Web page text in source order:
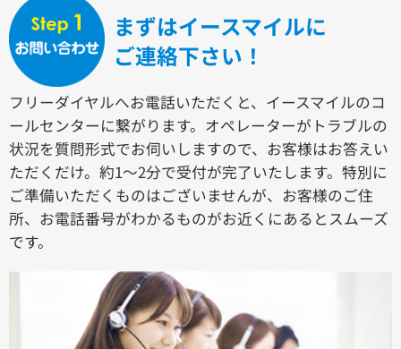
まずはイースマイルに
ご連絡下さい！
フリーダイヤルへお電話いただくと、イースマイルのコ
ールセンターに繋がります。オペレーターがトラブルの
状況を質問形式でお伺いしますので、お客様はお答えい
ただくだけ。約1〜2分で受付が完了いたします。特別に
ご準備いただくものはございませんが、お客様のご住
所、お電話番号がわかるものがお近くにあるとスムーズ
です。